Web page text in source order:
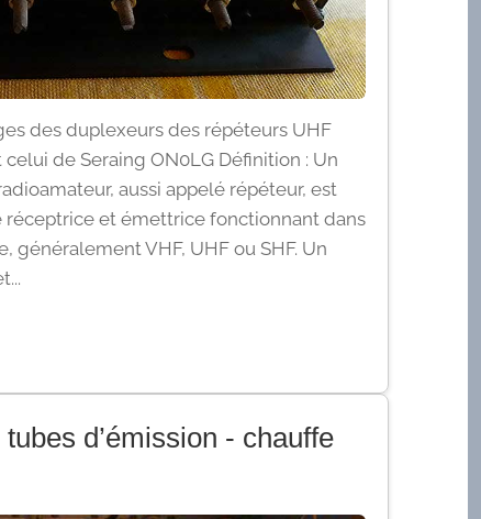
des duplexeurs des répéteurs UHF
de Seraing ON0LG Définition : Un
aussi appelé répéteur, est
réceptrice et émettrice fonctionnant dans
généralement VHF, UHF ou SHF. Un
d’émission - chauffe